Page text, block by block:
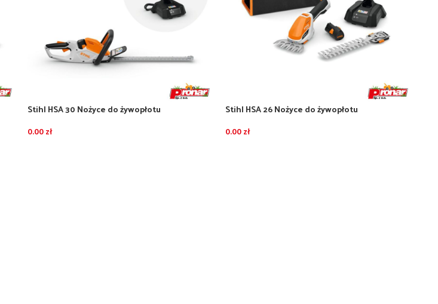
Stihl HSA 30 Nożyce do żywopłotu
i ładowarką AL 1
0.00zł
Stihl HSA 26 Nożyce do żywopłotu
i ładowarką AL 1
0.00zł